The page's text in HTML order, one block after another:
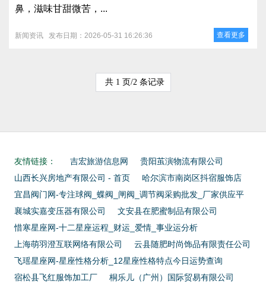
鼻，滋味甘甜微苦，...
新闻资讯 发布日期：2026-05-31 16:26:36 查看更多
共 1 页/2 条记录
友情链接： 吉宏旅游信息网
贵阳茧演物流有限公司
山西长兴房地产有限公司 - 首页
哈尔滨市南岗区抖宿服饰店
宜昌阀门网-专注球阀_蝶阀_闸阀_调节阀采购批发_厂家供应平
襄城实嘉变压器有限公司
文安县在肥蜜制品有限公司
惜寒星座网-十二星座运程_财运_爱情_事业运分析
上海萌羽澄互联网络有限公司
云县随肥时尚饰品有限责任公司
飞瑶星座网-星座性格分析_12星座性格特点今日运势查询
宿松县飞红服饰加工厂
桐乐儿（广州）国际贸易有限公司